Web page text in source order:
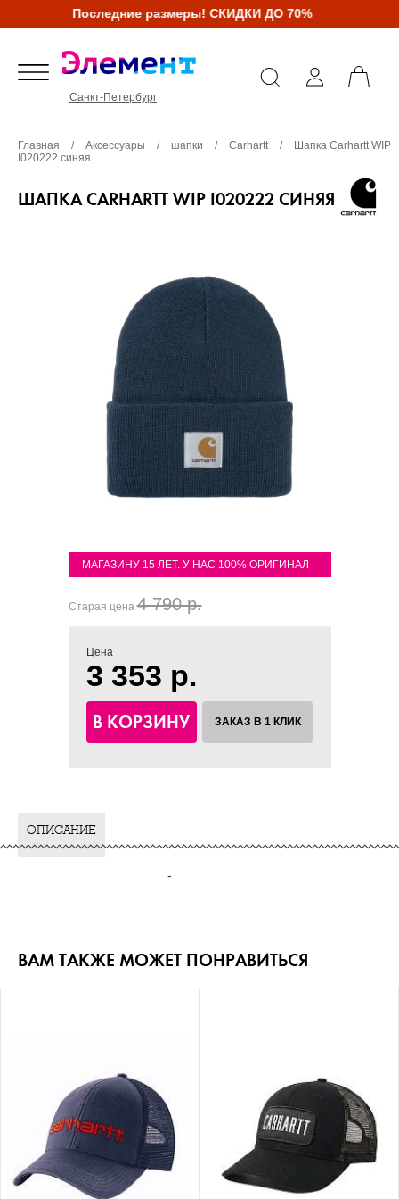
Последние размеры! СКИДКИ ДО 70%
Санкт-Петербург
Главная / Аксессуары / шапки / Carhartt /
Шапка Carhartt WIP
I020222 синяя
ШАПКА CARHARTT WIP I020222 СИНЯЯ
МАГАЗИНУ 15 ЛЕТ. У НАС 100% ОРИГИНАЛ
Старая цена4 790 р.
Цена
3 353 р.
В КОРЗИНУ ЗАКАЗ В 1 КЛИК
ОПИСАНИЕ
-
ВАМ ТАКЖЕ МОЖЕТ ПОНРАВИТЬСЯ